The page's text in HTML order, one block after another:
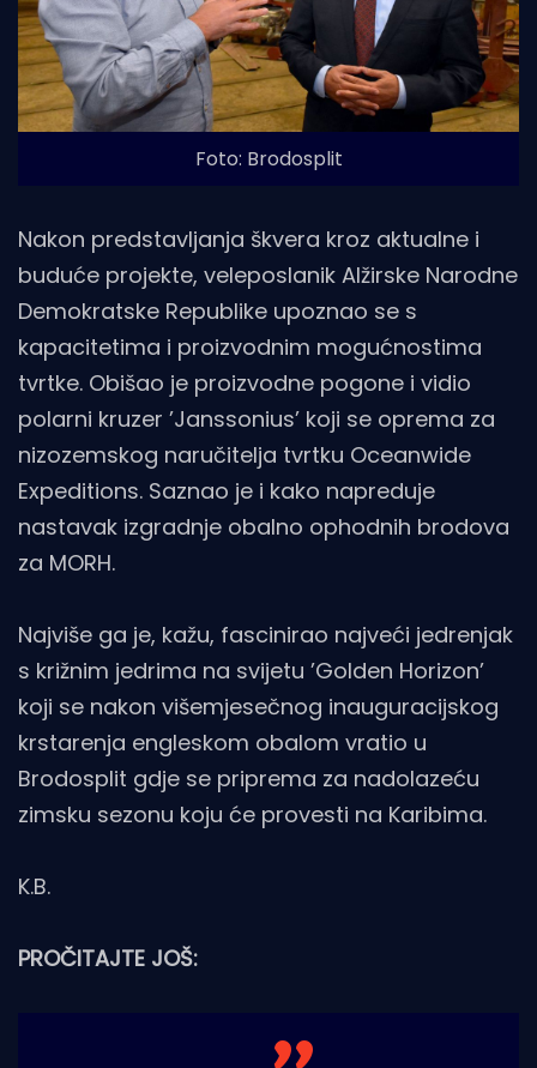
Foto: Brodosplit
Nakon predstavljanja škvera kroz aktualne i
buduće projekte, veleposlanik Alžirske Narodne
Demokratske Republike upoznao se s
kapacitetima i proizvodnim mogućnostima
tvrtke. Obišao je proizvodne pogone i vidio
polarni kruzer ’Janssonius’ koji se oprema za
nizozemskog naručitelja tvrtku Oceanwide
Expeditions. Saznao je i kako napreduje
nastavak izgradnje obalno ophodnih brodova
za MORH.
Najviše ga je, kažu, fascinirao najveći jedrenjak
s križnim jedrima na svijetu ’Golden Horizon’
koji se nakon višemjesečnog inauguracijskog
krstarenja engleskom obalom vratio u
Brodosplit gdje se priprema za nadolazeću
zimsku sezonu koju će provesti na Karibima.
K.B.
PROČITAJTE JOŠ: